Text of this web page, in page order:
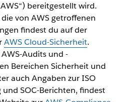
bereitgestellt wird.
von AWS getroffenen
findest du auf der
AWS Cloud-Sicherheit.
Audits und -
Bereichen Sicherheit und
auch Angaben zur ISO
SOC-Berichten, findest